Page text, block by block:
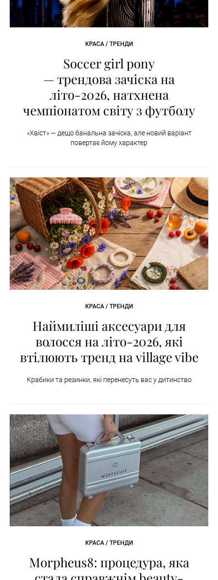
КРАСА / ТРЕНДИ
Soccer girl pony
— трендова зачіска на
літо-2026, натхнена
чемпіонатом світу з футболу
«Хвіст» — дещо банальна зачіска, але новий варіант
повертає йому характер
КРАСА / ТРЕНДИ
Наймиліші аксесуари для
волосся на літо-2026, які
втілюють тренд на village vibe
Крабики та резинки, які перенесуть вас у дитинство
КРАСА / ТРЕНДИ
Morpheus8: процедура, яка